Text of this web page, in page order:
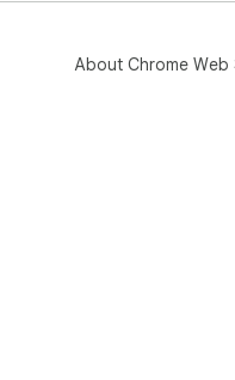
About Chrome Web